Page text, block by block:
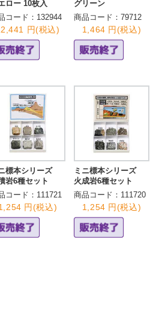
ロー 10枚入
コード：132944
円(税込)
グリーン
商品コード：79712
1,464 円(税込)
標本シリーズ
岩6種セット
コード：111721
円(税込)
ミニ標本シリーズ
火成岩6種セット
商品コード：111720
1,254 円(税込)